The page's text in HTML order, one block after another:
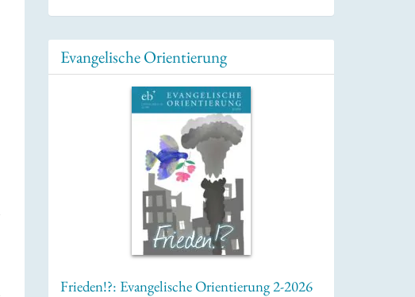
Evangelische Orientierung
Frieden!?: Evangelische Orientierung 2-2026